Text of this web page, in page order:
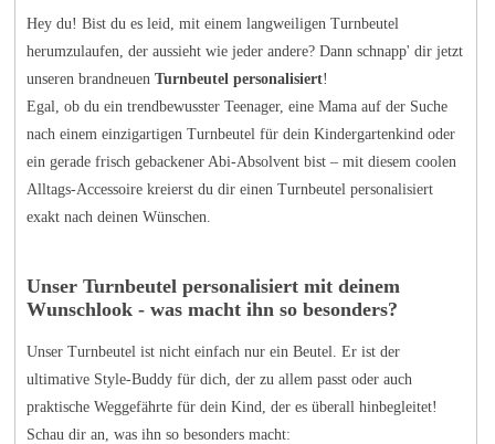
Hey du! Bist du es leid, mit einem langweiligen Turnbeutel
herumzulaufen, der aussieht wie jeder andere? Dann schnapp' dir jetzt
unseren brandneuen Turnbeutel personalisiert!
Egal, ob du ein trendbewusster Teenager, eine Mama auf der Suche
nach einem einzigartigen Turnbeutel für dein Kindergartenkind oder
ein gerade frisch gebackener Abi-Absolvent bist – mit diesem coolen
Alltags-Accessoire kreierst du dir einen Turnbeutel personalisiert
exakt nach deinen Wünschen.
Unser Turnbeutel personalisiert mit deinem
Wunschlook - was macht ihn so besonders?
Unser Turnbeutel ist nicht einfach nur ein Beutel. Er ist der
ultimative Style-Buddy für dich, der zu allem passt oder auch
praktische Weggefährte für dein Kind, der es überall hinbegleitet!
Schau dir an, was ihn so besonders macht: